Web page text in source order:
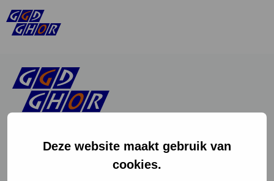
Deze website maakt gebruik van
cookies.
Instagram